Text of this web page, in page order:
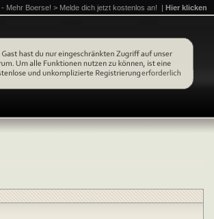
- Mehr Boerse! > Melde dich jetzt kostenlos an! | Hier klicken